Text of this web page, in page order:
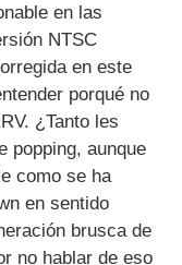
en las
NTSC
en este
porqué no
¿Tanto les
popping, aunque
como se ha
en sentido
brusca de
no hablar de eso